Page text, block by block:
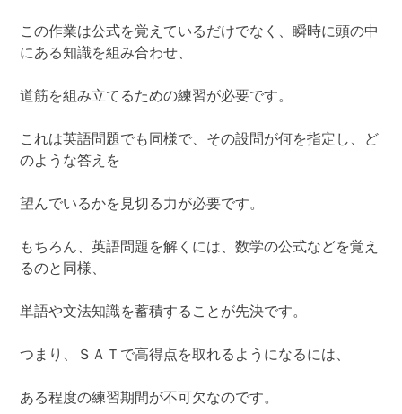
この作業は公式を覚えているだけでなく、瞬時に頭の中
にある知識を組み合わせ、
道筋を組み立てるための練習が必要です。
これは英語問題でも同様で、その設問が何を指定し、ど
のような答えを
望んでいるかを見切る力が必要です。
もちろん、英語問題を解くには、数学の公式などを覚え
るのと同様、
単語や文法知識を蓄積することが先決です。
つまり、ＳＡＴで高得点を取れるようになるには、
ある程度の練習期間が不可欠なのです。